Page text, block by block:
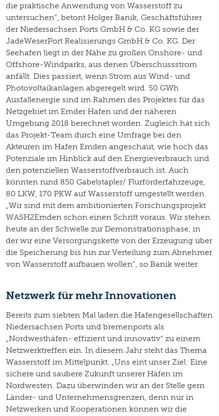
die praktische Anwendung von Wasserstoff zu
untersuchen“, betont Holger Banik, Geschäftsführer
der Niedersachsen Ports GmbH & Co. KG sowie der
JadeWeserPort Realisierungs GmbH & Co. KG. Der
Seehafen liegt in der Nähe zu großen Onshore- und
Offshore-Windparks, aus denen Überschussstrom
anfällt. Dies passiert, wenn Strom aus Wind- und
Photovoltaikanlagen abgeregelt wird. 50 GWh
Ausfallenergie sind im Rahmen des Projektes für das
Netzgebiet im Emder Hafen und der näheren
Umgebung 2018 berechnet worden. Zugleich hat sich
das Projekt-Team durch eine Umfrage bei den
Akteuren im Hafen Emden angeschaut, wie hoch das
Potenziale im Hinblick auf den Energieverbrauch und
den potenziellen Wasserstoffverbrauch ist. Auch
könnten rund 850 Gabelstapler/ Flurförderfahrzeuge,
80 LKW, 170 PKW auf Wasserstoff umgestellt werden.
„Wir sind mit dem ambitionierten Forschungsprojekt
WASH2Emden schon einen Schritt voraus. Wir stehen
heute an der Schwelle zur Demonstrationsphase, in
der wir eine Versorgungskette von der Erzeugung über
die Speicherung bis hin zur Verteilung zum Abnehmer
von Wasserstoff aufbauen wollen“, so Banik weiter.
Netzwerk für mehr Innovationen
Bereits zum siebten Mal laden die Hafengesellschaften
Niedersachsen Ports und bremenports als
„Nordwesthäfen- effizient und innovativ“ zu einem
Netzwerktreffen ein. In diesem Jahr steht das Thema
Wasserstoff im Mittelpunkt. „Uns eint unser Ziel: Eine
sichere und saubere Zukunft unserer Häfen im
Nordwesten. Dazu überwinden wir an der Stelle gern
Länder- und Unternehmensgrenzen, denn nur in
Netzwerken und Kooperationen können wir die